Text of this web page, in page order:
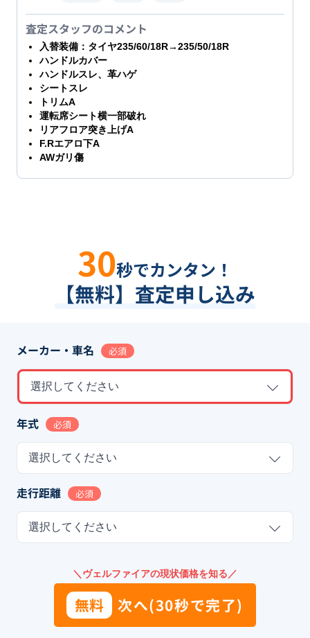
査定スタッフのコメント
入替装備：タイヤ235/60/18R→235/50/18R
ハンドルカバー
ハンドルスレ、革ハゲ
シートスレ
トリムA
運転席シート横一部破れ
リアフロア突き上げA
F.Rエアロ下A
AWガリ傷
30秒でカンタン！
【無料】査定申し込み
メーカー・車名 必須
選択してください
年式 必須
選択してください
走行距離 必須
選択してください
＼ヴェルファイアの現状価格を知る／
無料 次へ(30秒で完了)